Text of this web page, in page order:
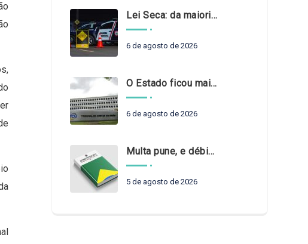
Lei Seca: da maioridade à maturidade
6 de agosto de 2026
O Estado ficou mais complexo. O controle precisa acompanhar
6 de agosto de 2026
Multa pune, e débito recompõe. § 3º do art. 71 da Constituição: um problema de legística formal
5 de agosto de 2026